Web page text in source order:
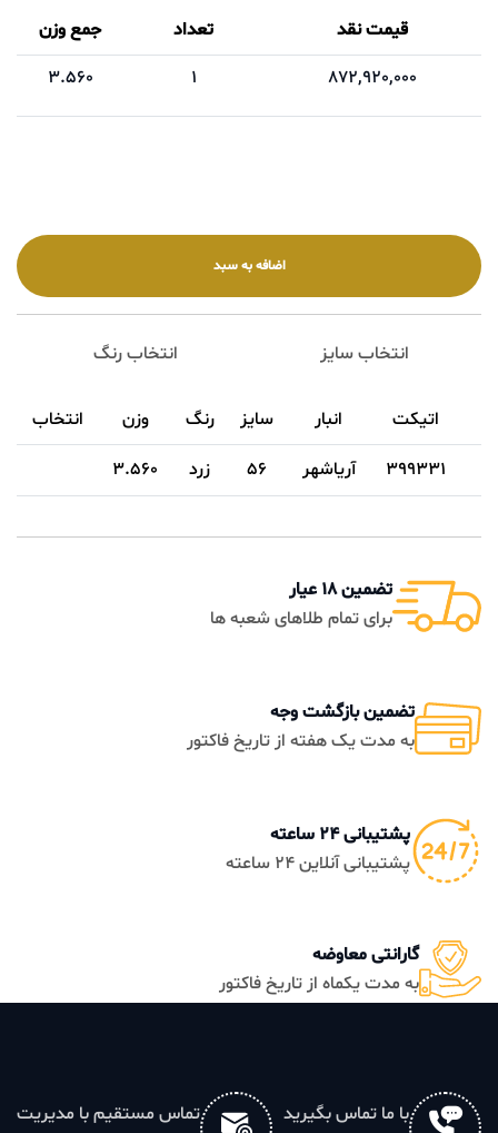
قیمت نقد تعداد
جمع وزن
872,920,000
3.560
انتخاب سایز انتخاب رنگ
اتیکت انبار سایز رنگ وزن انتخاب
399331 آریاشهر 56 زرد 3.560
تضمین 18 عیار
برای تمام طلاهای شعبه ها
تضمین بازگشت وجه
به مدت یک هفته از تاریخ فاکتور
پشتیبانی 24 ساعته
پشتیبانی آنلاین 24 ساعته
گارانتی معاوضه
به مدت یکماه از تاریخ فاکتور
با ما تماس بگیرید
تماس مستقیم با مدیریت